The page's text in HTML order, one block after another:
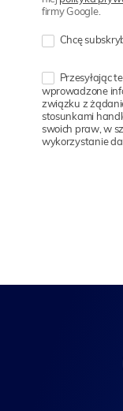
firmy Google.
Chcę
Przesyłając
wprowadzone
związku z
stosunkami
swoich praw, w
wykorzystanie